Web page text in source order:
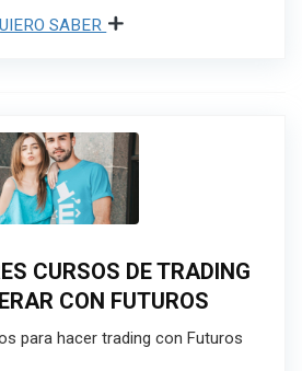
SABER
CURSOS DE TRADING
CON FUTUROS
para hacer trading con Futuros